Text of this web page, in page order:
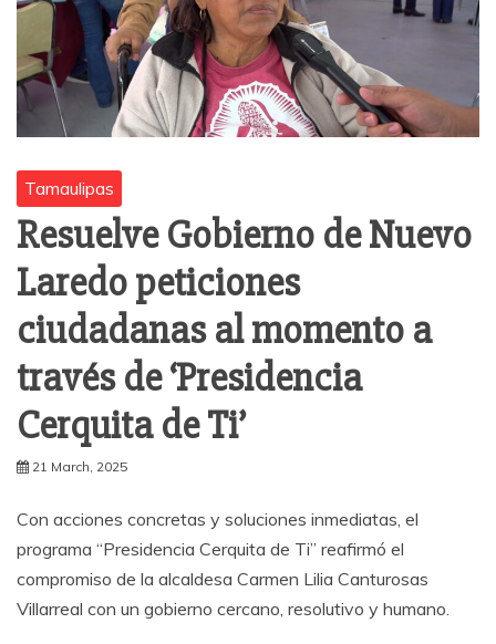
Tamaulipas
Resuelve Gobierno de Nuevo
Laredo peticiones
ciudadanas al momento a
través de ‘Presidencia
Cerquita de Ti’
21 March, 2025
Con acciones concretas y soluciones inmediatas, el
programa “Presidencia Cerquita de Ti” reafirmó el
compromiso de la alcaldesa Carmen Lilia Canturosas
Villarreal con un gobierno cercano, resolutivo y humano.